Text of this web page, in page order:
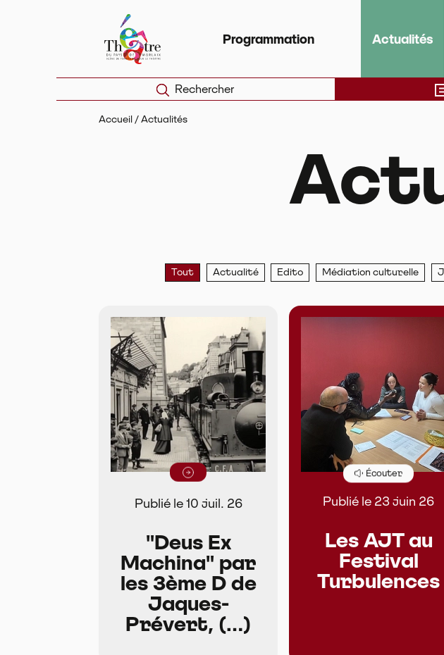
Programmation Actualités
Rechercher
Accueil /Actualités
Tout Actualité Edito Médiation culturelle
Lire la suite
Publié le 10 juil. 26
"Deus Ex
Machina" par
les 3ème D de
Jaques-
Prévert, (…)
Écouter
Publié le 23 juin 26
Les AJT au
Festival
Turbulences